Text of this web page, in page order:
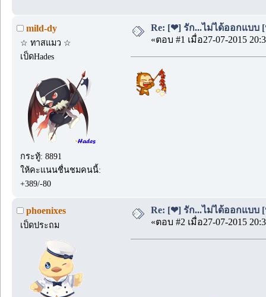
mild-dy
☆ ทาสแมว ☆
เป็ดHades
กระทู้: 8891
ให้คะแนนชื่นชมคนนี้:
+389/-80
Re: [❤] รัก...ไม่ได้ออกแบบ
«ตอบ #1 เมื่อ27-07-2015
phoenixes
เป็ดประถม
Re: [❤] รัก...ไม่ได้ออกแบบ
«ตอบ #2 เมื่อ27-07-2015